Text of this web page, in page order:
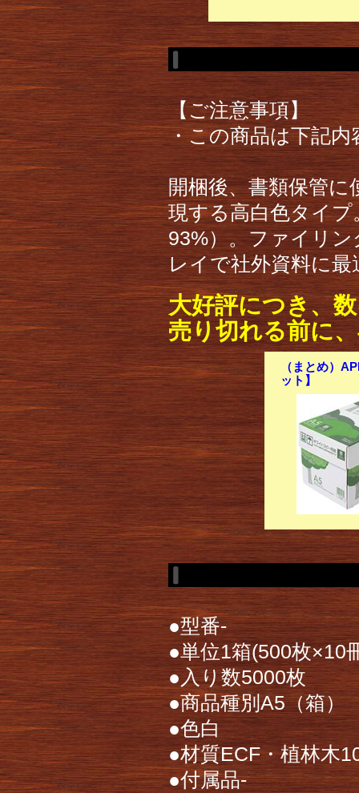
【ご注意事項】
・この商品は下記
開梱後、書類保管
現する高白色タイ
93%）。ファイリ
レイで社外資料に最
大好評につき、
売り切れる前に
（まとめ）
ット】
●型番-
●単位1箱(500枚×10
●入り数5000枚
●商品種別A5（箱）
●色白
●材質ECF・植林木
●付属品-